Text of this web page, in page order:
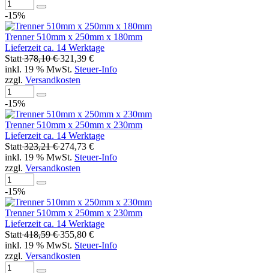
-15%
Trenner 510mm x 250mm x 180mm
Lieferzeit ca. 14 Werktage
Statt378,10 €321,39 €
inkl. 19 % MwSt. Steuer-Info
zzgl. Versandkosten
-15%
Trenner 510mm x 250mm x 230mm
Lieferzeit ca. 14 Werktage
Statt323,21 €274,73 €
inkl. 19 % MwSt. Steuer-Info
zzgl. Versandkosten
-15%
Trenner 510mm x 250mm x 230mm
Lieferzeit ca. 14 Werktage
Statt418,59 €355,80 €
inkl. 19 % MwSt. Steuer-Info
zzgl. Versandkosten